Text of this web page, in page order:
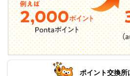
ポイント交換所